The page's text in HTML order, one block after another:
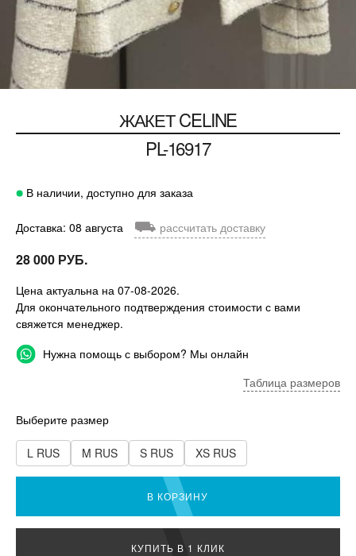
ЖАКЕТCELINE
PL-16917
В наличии, доступно для заказа
Доставка: 08 августа ⛟ рассчитать доставку
28 000 РУБ.
Цена актуальна на 07-08-2026.
Для окончательного подтверждения стоимости с вами
свяжется менеджер.
Нужна помощь с выбором? Мы онлайн
Таблица размеров
Выберите размер
L RUS M RUS S RUS XS RUS
В КОРЗИНУ
КУПИТЬ В 1 КЛИК